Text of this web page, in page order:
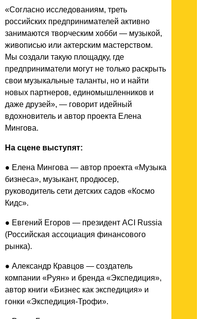
«Согласно исследованиям, треть
российских предпринимателей активно
занимаются творческим хобби — музыкой,
живописью или актерским мастерством.
Мы создали такую площадку, где
предприниматели могут не только раскрыть
свои музыкальные таланты, но и найти
новых партнеров, единомышленников и
даже друзей», — говорит идейный
вдохновитель и автор проекта Елена
Мингова.
На сцене выступят:
● Елена Мингова — автор проекта «Музыка
бизнеса», музыкант, продюсер,
руководитель сети детских садов «Космо
Кидс».
● Евгений Егоров — президент ACI Russia
(Российская ассоциация финансового
рынка).
● Александр Кравцов — создатель
компании «Руян» и бренда «Экспедиция»,
автор книги «Бизнес как экспедиция» и
гонки «Экспедиция-Трофи».